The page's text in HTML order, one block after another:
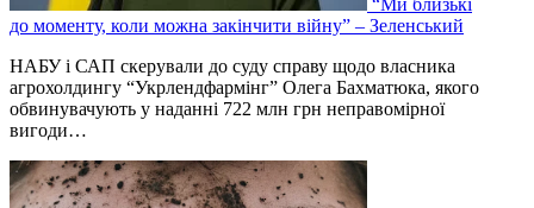
до моменту, коли можна закінчити війну” – Зеленський
НАБУ і САП скерували до суду справу щодо власника
агрохолдингу “Укрлендфармінг” Олега Бахматюка, якого
обвинувачують у наданні 722 млн грн неправомірної
вигоди…